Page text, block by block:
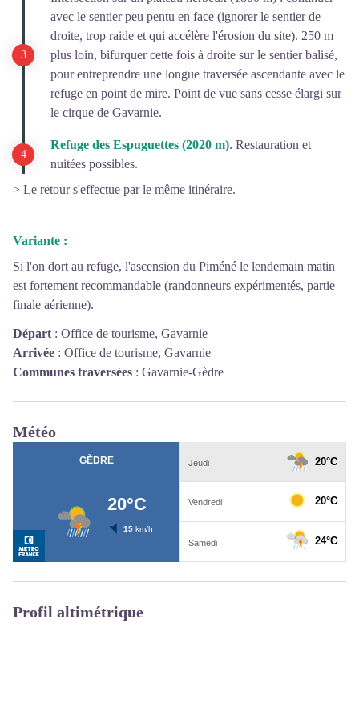
avec le sentier peu pentu en face (ignorer le sentier de
droite, trop raide et qui accélère l'érosion du site). 250 m
plus loin, bifurquer cette fois à droite sur le sentier balisé,
pour entreprendre une longue traversée ascendante avec le
refuge en point de mire. Point de vue sans cesse élargi sur
le cirque de Gavarnie.
Refuge des Espuguettes (2020 m). Restauration et
nuitées possibles.
> Le retour s'effectue par le même itinéraire.
Variante :
Si l'on dort au refuge, l'ascension du Piméné le lendemain matin
est fortement recommandable (randonneurs expérimentés, partie
finale aérienne).
Départ : Office de tourisme, Gavarnie
Arrivée : Office de tourisme, Gavarnie
Communes traversées : Gavarnie-Gèdre
Météo
Profil altimétrique